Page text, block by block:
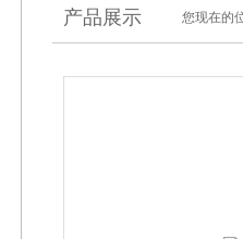
产品展示 您现在的